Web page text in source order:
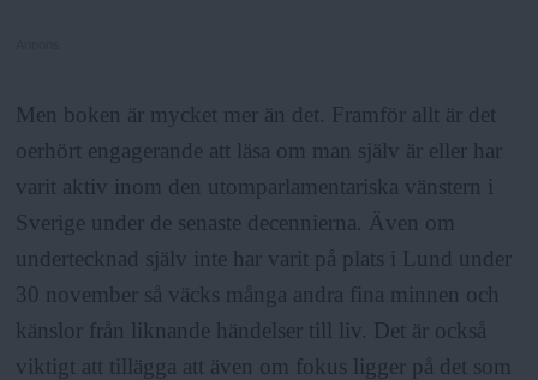
Men boken är mycket mer än det. Framför allt är det
oerhört engagerande att läsa om man själv är eller har
varit aktiv inom den utomparlamentariska vänstern i
Sverige under de senaste decennierna. Även om
undertecknad själv inte har varit på plats i Lund under
30 november så väcks många andra fina minnen och
känslor från liknande händelser till liv. Det är också
viktigt att tillägga att även om fokus ligger på det som